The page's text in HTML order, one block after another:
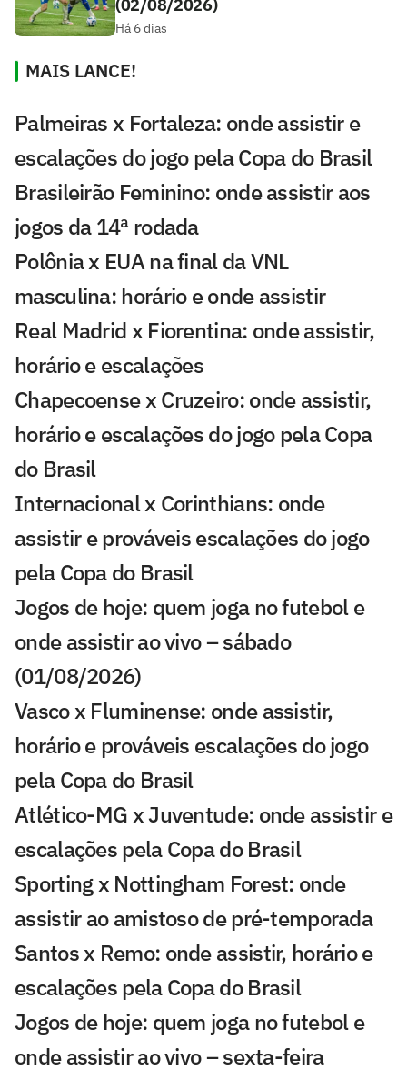
(02/08/2026)
Há 6 dias
MAIS LANCE!
Palmeiras x Fortaleza: onde assistir e
escalações do jogo pela Copa do Brasil
Brasileirão Feminino: onde assistir aos
jogos da 14ª rodada
Polônia x EUA na final da VNL
masculina: horário e onde assistir
Real Madrid x Fiorentina: onde assistir,
horário e escalações
Chapecoense x Cruzeiro: onde assistir,
horário e escalações do jogo pela Copa
do Brasil
Internacional x Corinthians: onde
assistir e prováveis escalações do jogo
pela Copa do Brasil
Jogos de hoje: quem joga no futebol e
onde assistir ao vivo – sábado
(01/08/2026)
Vasco x Fluminense: onde assistir,
horário e prováveis escalações do jogo
pela Copa do Brasil
Atlético-MG x Juventude: onde assistir e
escalações pela Copa do Brasil
Sporting x Nottingham Forest: onde
assistir ao amistoso de pré-temporada
Santos x Remo: onde assistir, horário e
escalações pela Copa do Brasil
Jogos de hoje: quem joga no futebol e
onde assistir ao vivo – sexta-feira